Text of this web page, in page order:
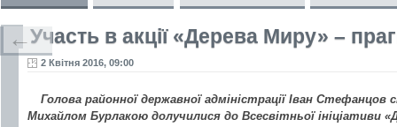
Участь в акції «Дерева Миру» –
2 Квітня 2016, 09:00
Голова районної державної адміністрації Іван Стефанцов
Михайлом Бурлакою долучилися до Всесвітньої ініціативи
←